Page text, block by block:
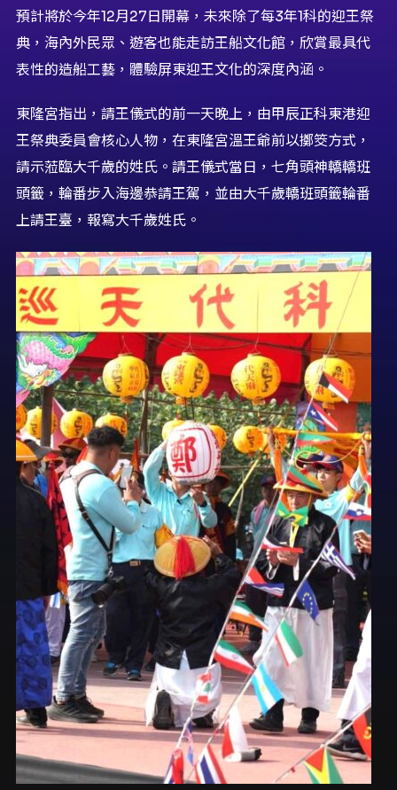
預計將於今年12月27日開幕，未來除了每3年1科的迎王祭
典，海內外民眾、遊客也能走訪王船文化館，欣賞最具代
表性的造船工藝，體驗屏東迎王文化的深度內涵。
東隆宮指出，請王儀式的前一天晚上，由甲辰正科東港迎
王祭典委員會核心人物，在東隆宮溫王爺前以擲筊方式，
請示蒞臨大千歲的姓氏。請王儀式當日，七角頭神轎轎班
頭籤，輪番步入海邊恭請王駕，並由大千歲轎班頭籤輪番
上請王臺，報寫大千歲姓氏。